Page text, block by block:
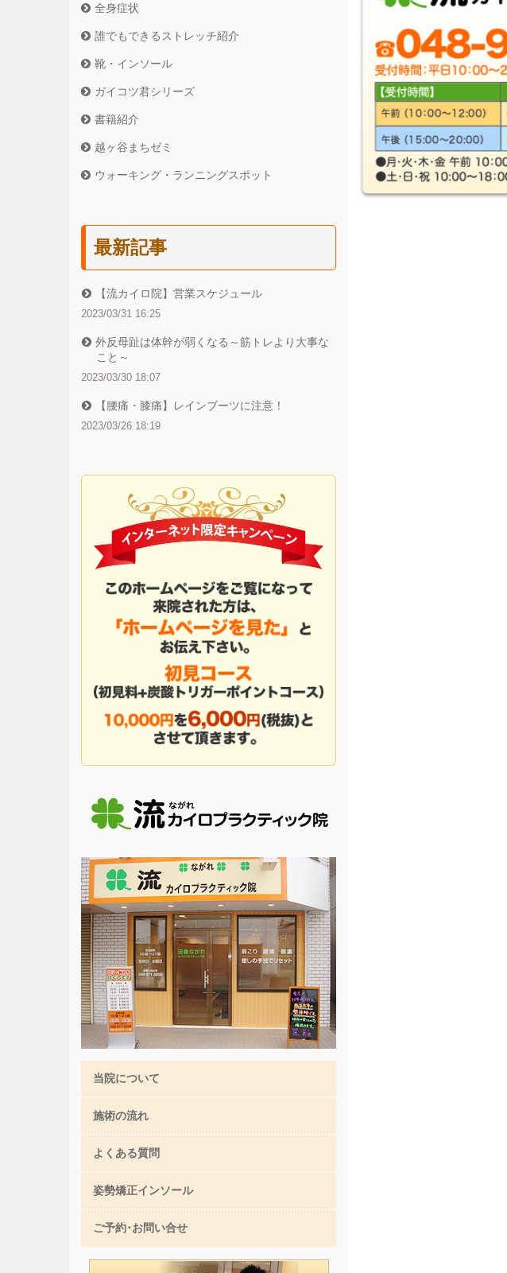
全身症状
誰でもできるストレッチ紹介
靴・インソール
ガイコツ君シリーズ
書籍紹介
越ヶ谷まちゼミ
ウォーキング・ランニングスポット
最新記事
【流カイロ院】営業スケジュール
2023/03/31 16:25
外反母趾は体幹が弱くなる～筋トレより大事な
こと～
2023/03/30 18:07
【腰痛・膝痛】レインブーツに注意！
2023/03/26 18:19
当院について
施術の流れ
よくある質問
姿勢矯正インソール
ご予約･お問い合せ